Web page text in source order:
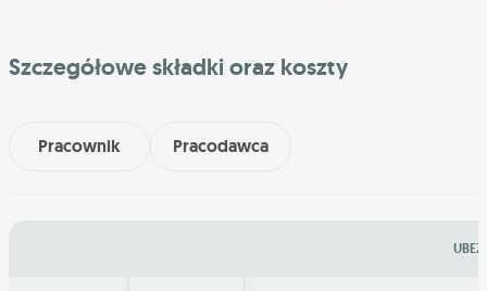
Szczegółowe składki oraz koszty
Pracownik Pracodawca